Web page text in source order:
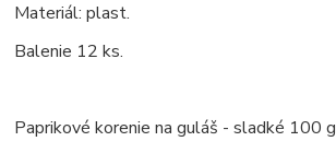
Materiál: plast.
Balenie 12 ks.
Paprikové korenie na guláš - sladké 100 g